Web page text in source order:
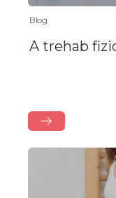
Blog
A trehab